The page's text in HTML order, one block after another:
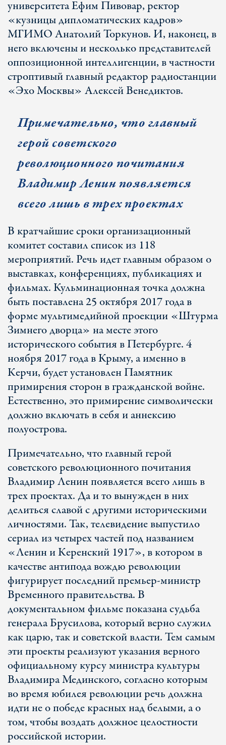
университета Ефим Пивовар, ректор
«кузницы дипломатических кадров»
МГИМО Анатолий Торкунов. И, наконец, в
него включены и несколько представителей
оппозиционной интеллигенции, в частности
строптивый главный редактор радиостанции
«Эхо Москвы» Алексей Венедиктов.
Примечательно, что главный
герой советского
революционного почитания
Владимир Ленин появляется
всего лишь в трех проектах
В кратчайшие сроки организационный
комитет составил список из 118
мероприятий. Речь идет главным образом о
выставках, конференциях, публикациях и
фильмах. Кульминационная точка должна
быть поставлена 25 октября 2017 года в
форме мультимедийной проекции «Штурма
Зимнего дворца» на месте этого
исторического события в Петербурге. 4
ноября 2017 года в Крыму, а именно в
Керчи, будет установлен Памятник
примирения сторон в гражданской войне.
Естественно, это примирение символически
должно включать в себя и аннексию
полуострова.
Примечательно, что главный герой
советского революционного почитания
Владимир Ленин появляется всего лишь в
трех проектах. Да и то вынужден в них
делиться славой с другими историческими
личностями. Так, телевидение выпустило
сериал из четырех частей под названием
«Ленин и Керенский 1917», в котором в
качестве антипода вождю революции
фигурирует последний премьер-министр
Временного правительства. В
документальном фильме показана судьба
генерала Брусилова, который верно служил
как царю, так и советской власти. Тем самым
эти проекты реализуют указания верного
официальному курсу министра культуры
Владимира Мединского, согласно которым
во время юбилея революции речь должна
идти не о победе красных над белыми, а о
том, чтобы воздать должное целостности
российской истории.